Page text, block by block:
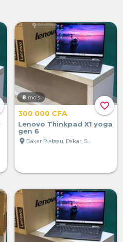
favorite_border
8 mois
300 000 CFA
Lenovo Thinkpad X1 yoga
gen 6
location_on
Dakar Plateau, Dakar, Sénégal